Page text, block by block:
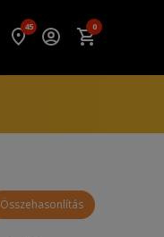
45 0
Összehasonlítás